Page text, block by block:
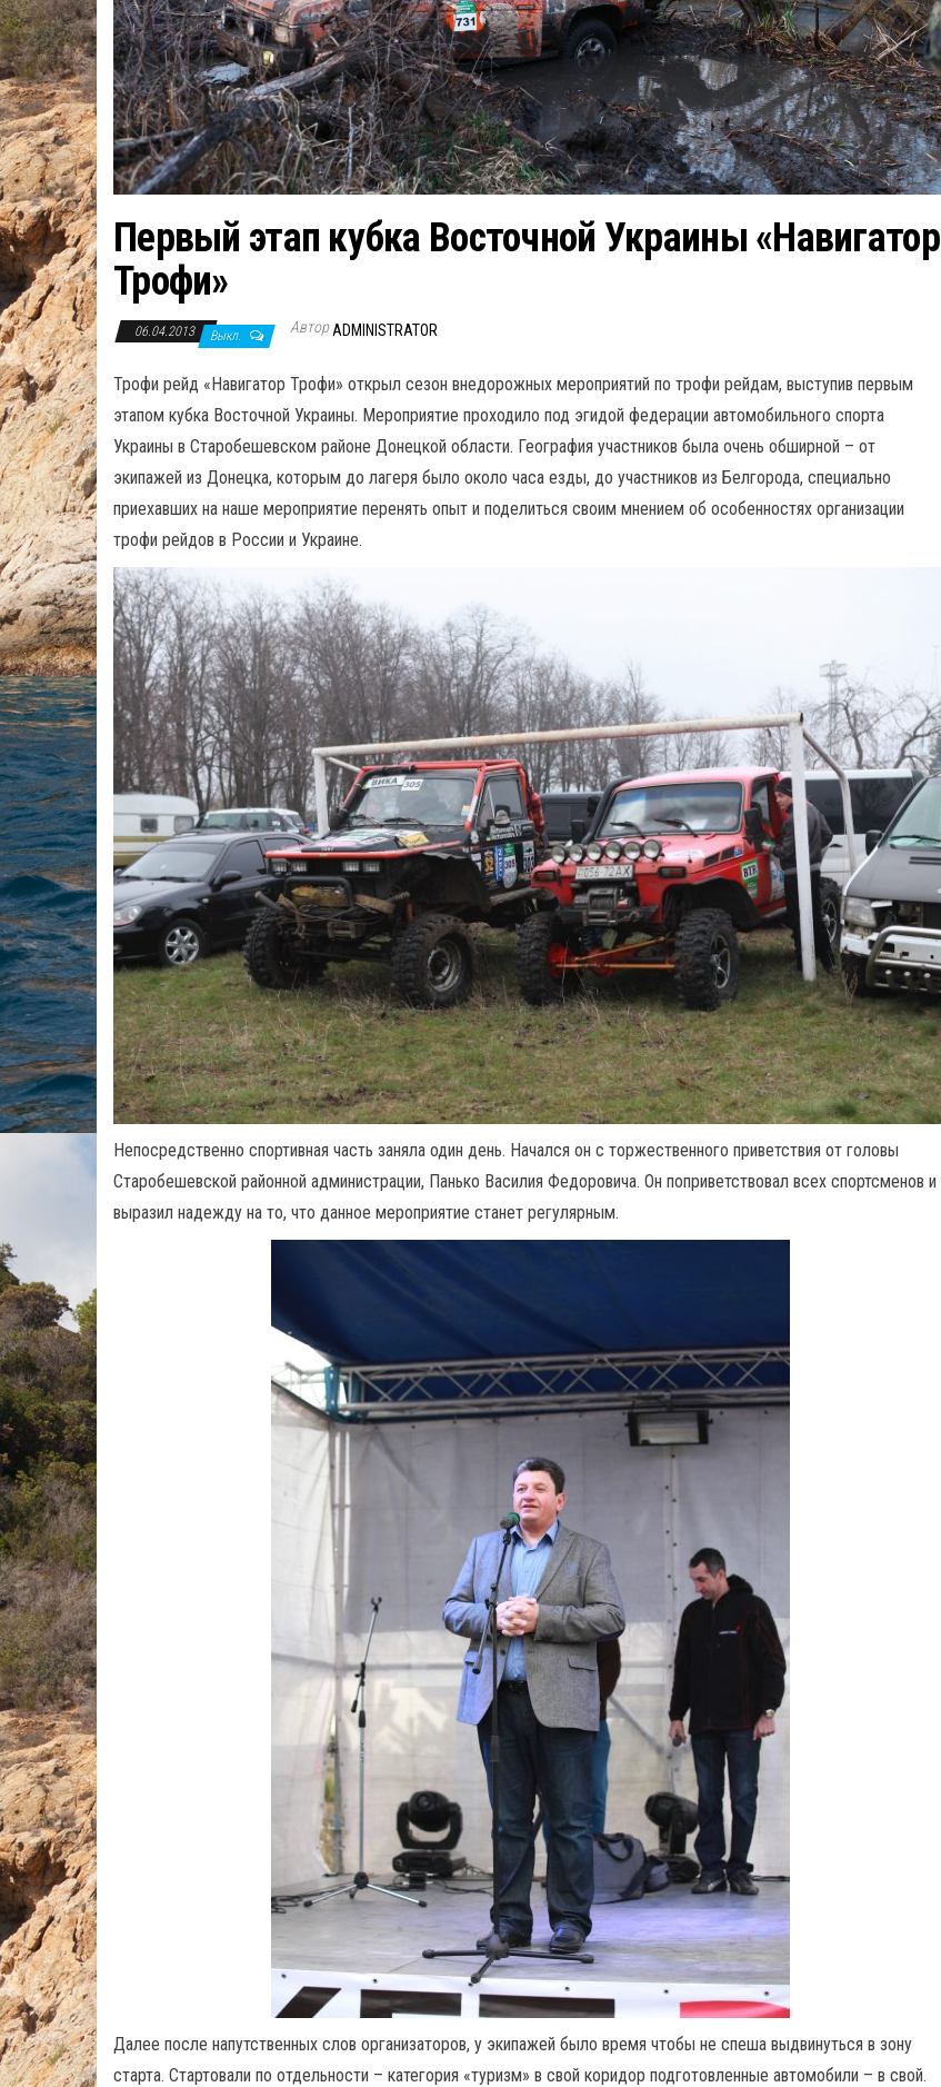
Первый этап кубка Восточной Украины «Навигатор
Трофи»
06.04.2013 Выкл. АвторADMINISTRATOR
Трофи рейд «Навигатор Трофи» открыл сезон внедорожных мероприятий по трофи рейдам, выступив первым
этапом кубка Восточной Украины. Мероприятие проходило под эгидой федерации автомобильного спорта
Украины в Старобешевском районе Донецкой области. География участников была очень обширной – от
экипажей из Донецка, которым до лагеря было около часа езды, до участников из Белгорода, специально
приехавших на наше мероприятие перенять опыт и поделиться своим мнением об особенностях организации
трофи рейдов в России и Украине.
Непосредственно спортивная часть заняла один день. Начался он с торжественного приветствия от головы
Старобешевской районной администрации, Панько Василия Федоровича. Он поприветствовал всех спортсменов и
выразил надежду на то, что данное мероприятие станет регулярным.
Далее после напутственных слов организаторов, у экипажей было время чтобы не спеша выдвинуться в зону
старта. Стартовали по отдельности – категория «туризм» в свой коридор подготовленные автомобили – в свой.